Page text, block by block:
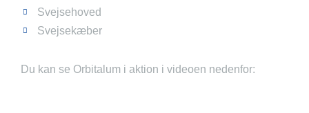
Svejsehoved
Svejsekæber
Du kan se Orbitalum i aktion i videoen nedenfor: